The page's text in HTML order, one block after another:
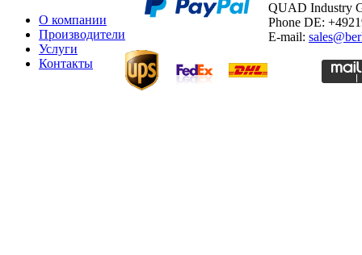
О компании
Производители
Услуги
Контакты
QUAD Industry
Phone DE:
E-mail: